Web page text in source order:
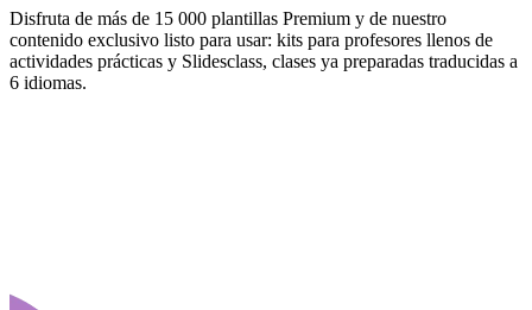
Disfruta de más de 15 000 plantillas Premium y de nuestro
contenido exclusivo listo para usar: kits para profesores llenos de
actividades prácticas y Slidesclass, clases ya preparadas traducidas a
6 idiomas.